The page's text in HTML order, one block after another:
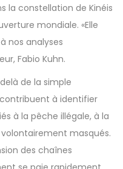
la constellation de Kinéis
mondiale. «Elle
nos analyses
Fabio Kuhn.
de la simple
à identifier
à la pêche illégale, à la
masqués.
des chaînes